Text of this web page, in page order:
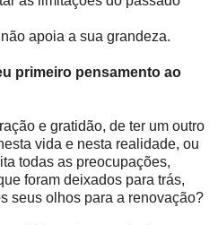
apoia a sua grandeza.
primeiro pensamento ao
e gratidão, de ter um outro
vida e nesta realidade, ou
todas as preocupações,
foram deixados para trás,
seus olhos para a renovação?